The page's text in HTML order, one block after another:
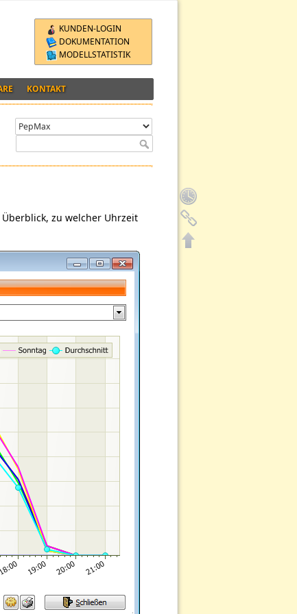
KUNDEN-LOGIN
DOKUMENTATION
MODELLSTATISTIK
KONTAKT
zu welcher Uhrzeit